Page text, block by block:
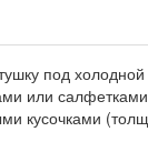
под холодной
или
кусочками